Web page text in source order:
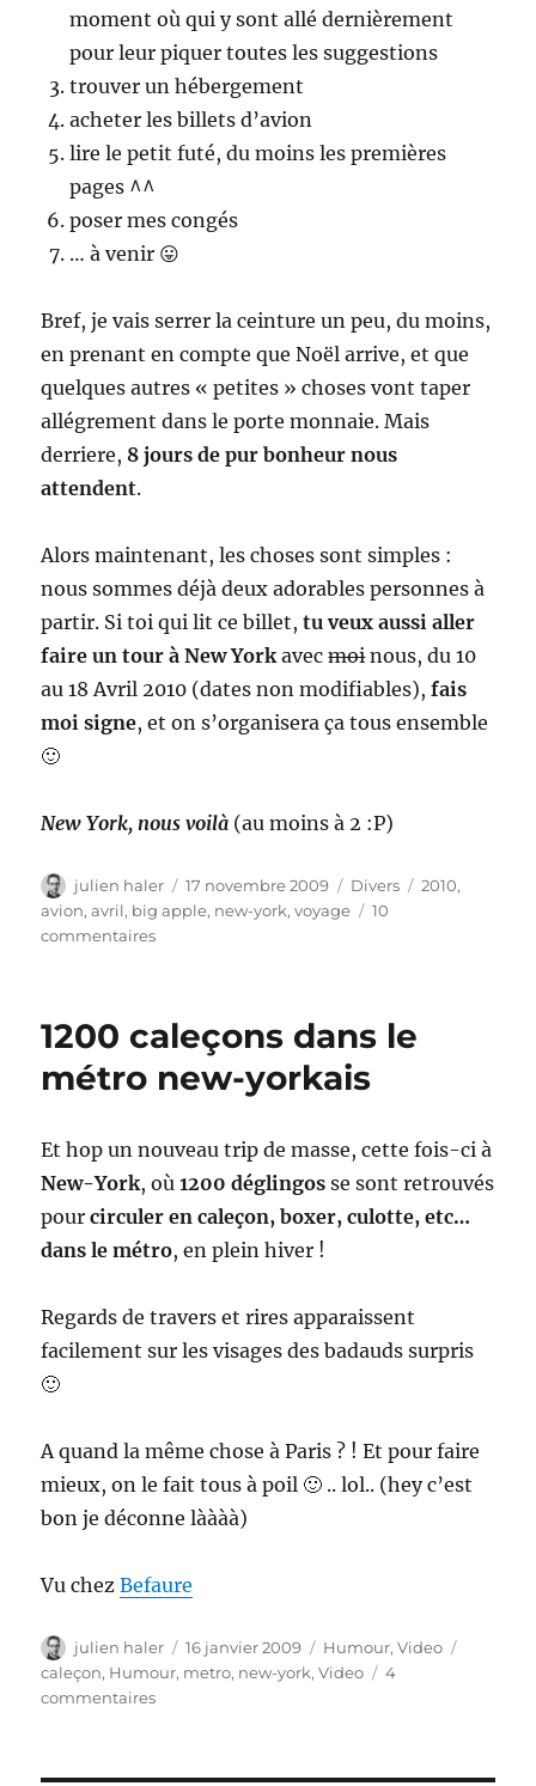
moment où qui y sont allé dernièrement
pour leur piquer toutes les suggestions
trouver un hébergement
acheter les billets d’avion
lire le petit futé, du moins les premières
pages ^^
poser mes congés
… à venir 😛
Bref, je vais serrer la ceinture un peu, du moins,
en prenant en compte que Noël arrive, et que
quelques autres « petites » choses vont taper
allégrement dans le porte monnaie. Mais
derriere, 8 jours de pur bonheur nous
attendent.
Alors maintenant, les choses sont simples :
nous sommes déjà deux adorables personnes à
partir. Si toi qui lit ce billet,tu veux aussi aller
faire un tour à New York avecmoinous, du 10
au 18 Avril 2010 (dates non modifiables),fais
moi signe, et on s’organisera ça tous ensemble
🙂
New York, nous voilà (au moins à 2 :P)
Auteur
julien haler
Publié
le
17 novembre 2009 Catégories
Divers Étiquettes
2010,
avion,avril, big apple, new-york,voyage
10
commentairessur
à
York
1200 caleçons dans le
métro new-yorkais
Et hop un nouveau trip de masse, cette fois-ci à
New-York, où1200 déglingos se sont retrouvés
pourcirculer en caleçon, boxer, culotte, etc…
dans le métro, en plein hiver !
Regards de travers et rires apparaissent
facilement sur les visages des badauds surpris
🙂
A quand la même chose à Paris ? ! Et pour faire
mieux, on le fait tous à poil 🙂 .. lol.. (hey c’est
bon je déconne làààà)
Vu chezBefaure
Auteur
julien haler
Publié
le
16 janvier 2009 Catégories
Humour,Video
caleçon, Humour, metro, new-york,Video
4
commentairessur